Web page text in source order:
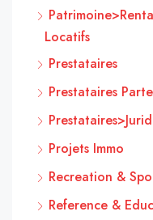
Locatifs
Prestataires
Prestataires
Projets Immo
Recreation &
Reference &